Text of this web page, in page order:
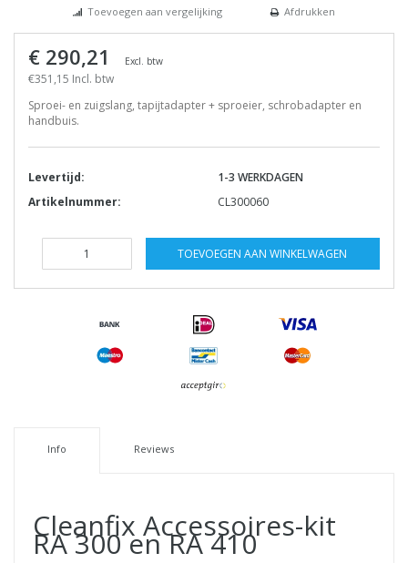
Toevoegen aan vergelijking
Afdrukken
€ 290,21 Excl. btw
€351,15 Incl. btw
Sproei- en zuigslang, tapijtadapter + sproeier, schrobadapter en
handbuis.
Levertijd:
1-3 WERKDAGEN
Artikelnummer:
CL300060
TOEVOEGEN AAN WINKELWAGEN
Info Reviews
Cleanfix Accessoires-kit
RA 300 en RA 410